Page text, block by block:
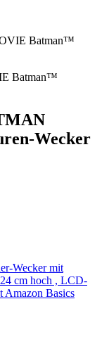
Batman™
Wecker
Wecker mit
cm hoch , LCD-
Amazon Basics